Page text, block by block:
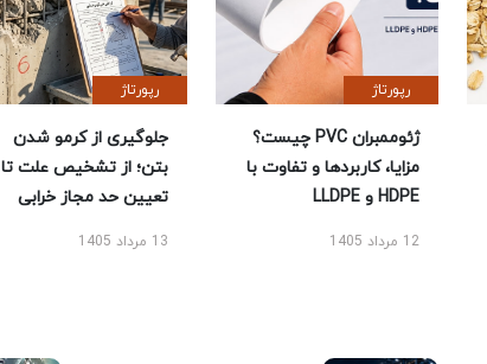
رپورتاژ
ژئوممبران PVC چیست؟
مزایا، کاربردها و تفاوت با
HDPE و LLDPE
12 مرداد 1405
رپورتاژ
جلوگیری از کرمو شدن
بتن؛ از تشخیص علت تا
تعیین حد مجاز خرابی
13 مرداد 1405